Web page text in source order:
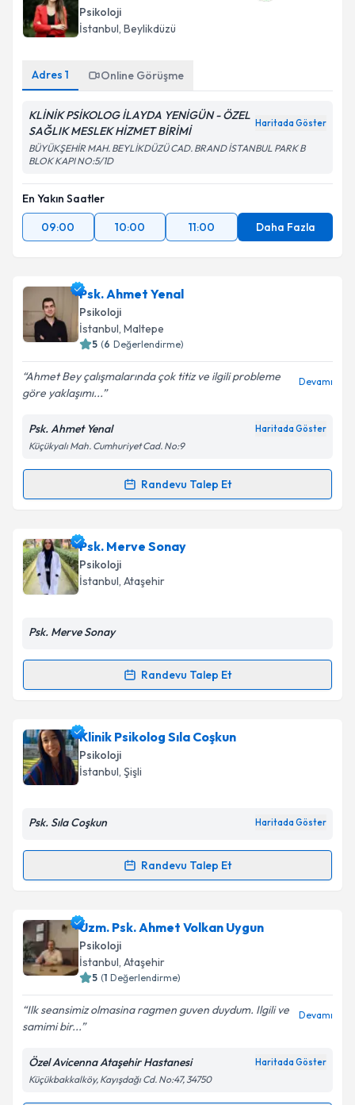
Psikoloji
İstanbul, Beylikdüzü
Adres 1 Online Görüşme
KLİNİK PSİKOLOG İLAYDA YENİGÜN - ÖZEL
SAĞLIK MESLEK HİZMET BİRİMİ
Haritada Göster
BÜYÜKŞEHİR MAH. BEYLİKDÜZÜ CAD. BRAND İSTANBUL PARK B
BLOK KAPI NO:5/1D
En Yakın Saatler
09:00
10:00 11:00 Daha Fazla
Psk. Ahmet Yenal
Psikoloji
İstanbul, Maltepe
5 (6 Değerlendirme)
Ahmet Bey çalışmalarında çok titiz ve ilgili probleme
göre yaklaşımı...
Devamı
Psk. Ahmet Yenal Haritada Göster
Küçükyalı Mah. Cumhuriyet Cad. No:9
Randevu Talep Et
Randevu Takvimi Talebi
Psk. Ahmet Yenal için randevu takvimi talebi
oluşturun. Size bu uzmandan randevu almanız için bir
takvim hazırlandığında e-posta ile bilgilendireceğiz.
Kişisel verilerimin işlenmesine ilişkinAydınlatma
Takvim Talebini Gönder
Psk. Merve Sonay
Psikoloji
İstanbul, Ataşehir
Psk. Merve Sonay
Randevu Talep Et
Randevu Takvimi Talebi
Psk. Merve Sonayiçin randevu takvimi talebi
oluşturun. Size bu uzmandan randevu almanız için bir
takvim hazırlandığında e-posta ile bilgilendireceğiz.
Kişisel verilerimin işlenmesine ilişkinAydınlatma
Takvim Talebini Gönder
Klinik Psikolog Sıla Coşkun
Psikoloji
İstanbul, Şişli
Psk. Sıla Coşkun Haritada Göster
Randevu Talep Et
Randevu Takvimi Talebi
Klinik Psikolog Sıla Coşkuniçin randevu takvimi
talebi oluşturun. Size bu uzmandan randevu almanız
için bir takvim hazırlandığında e-posta ile
bilgilendireceğiz.
E-posta Adresiniz
Kişisel verilerimin işlenmesine ilişkin
Metni'ni okudum ve kişisel verilerimin belirtilen
Uzm. Psk. Ahmet Volkan Uygun
Psikoloji
İstanbul, Ataşehir
5 (1 Değerlendirme)
Ilk seansimiz olmasina ragmen guven duydum. Ilgili ve
samimi bir...
Devamı
Özel Avicenna Ataşehir Hastanesi Haritada Göster
Küçükbakkalköy, Kayışdağı Cd. No:47, 34750